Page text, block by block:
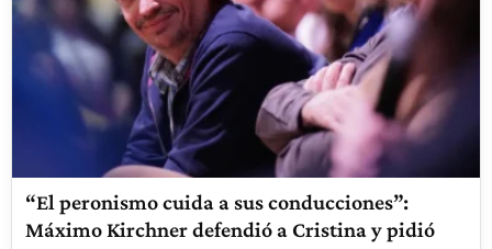
“El peronismo cuida a sus conducciones”:
Máximo Kirchner defendió a Cristina y pidió